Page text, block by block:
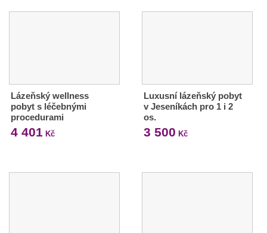
Lázeňský wellness
pobyt s léčebnými
procedurami
4 401 Kč
Luxusní lázeňský pobyt
v Jeseníkách pro 1 i 2
os.
3 500 Kč